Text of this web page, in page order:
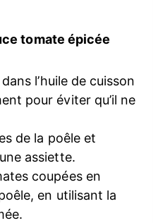
tomate épicée
l’huile de cuisson
pour éviter qu’il ne
de la poêle et
assiette.
coupées en
en utilisant la